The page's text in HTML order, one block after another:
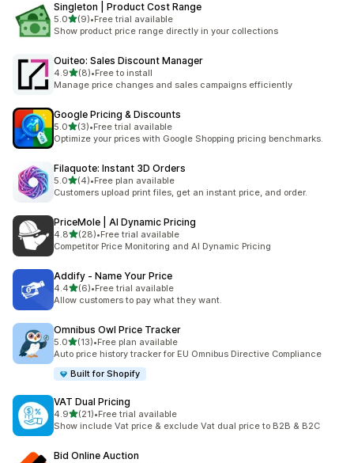
Singleton | Product Cost Range
5.0별 5개 중
(9)
총 리뷰 9개
•Free trial available
Show product price range directly in your collections
Ouiteo: Sales Discount Manager
4.9별 5개 중
(8)
총 리뷰 8개
•Free to install
Manage price changes and sales campaigns efficiently
Google Pricing & Discounts
5.0별 5개 중
(3)
총 리뷰 3개
•Free trial available
Optimize your prices with Google Shopping pricing benchmarks.
Filaquote: Instant 3D Orders
5.0별 5개 중
(4)
총 리뷰 4개
•Free plan available
Customers upload print files, get an instant price, and order.
PriceMole | AI Dynamic Pricing
4.8별 5개 중
(28)
총 리뷰 28개
•Free trial available
Competitor Price Monitoring and AI Dynamic Pricing
Addify ‑ Name Your Price
4.4별 5개 중
(6)
총 리뷰 6개
•Free trial available
Allow customers to pay what they want.
Omnibus Owl Price Tracker
5.0별 5개 중
(13)
총 리뷰 13개
•Free plan available
Auto price history tracker for EU Omnibus Directive Compliance
Built for Shopify
VAT Dual Pricing
4.9별 5개 중
(21)
총 리뷰 21개
•Free trial available
Show include Vat price & exclude Vat dual price to B2B & B2C
Bid Online Auction